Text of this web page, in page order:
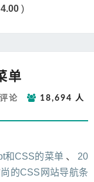
4.00 )
单
论
18,694 人
和CSS的菜单 、 20
的CSS网站导航条